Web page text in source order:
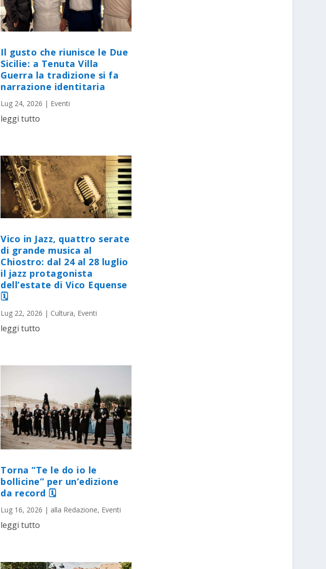
Il gusto che riunisce le Due
Sicilie: a Tenuta Villa
Guerra la tradizione si fa
narrazione identitaria
Lug 24, 2026 | Eventi
leggi tutto
Vico in Jazz, quattro serate
di grande musica al
Chiostro: dal 24 al 28 luglio
il jazz protagonista
dell’estate di Vico Equense
🗓
Lug 22, 2026 | Cultura, Eventi
leggi tutto
Torna “Te le do io le
bollicine” per un’edizione
da record 🗓
Lug 16, 2026 | alla Redazione, Eventi
leggi tutto